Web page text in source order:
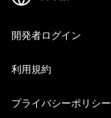
開発者ログイン
利用規約
プライバシーポリシー